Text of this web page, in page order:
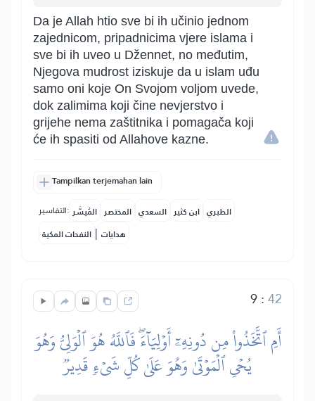
Da je Allah htio sve bi ih učinio jednom
zajednicom, pripadnicima vjere islama i
sve bi ih uveo u Džennet, no međutim,
Njegova mudrost iziskuje da u islam uđu
samo oni koje On Svojom voljom uvede,
dok zalimima koji čine nevjerstvo i
grijehe nema zaštitnika i pomagača koji
će ih spasiti od Allahove kazne.
Tampilkan terjemahan lain
التفاسير: المُيسَّر المختصر السعدي ابن كثير الطبري
النفحات المكية | هدايات
9:42
أَمِ ٱتَّخَذُواْ مِن دُونِهِۦٓ أَوۡلِيَآءَۖ فَٱللَّهُ هُوَ ٱلۡوَلِيُّ وَهُوَ
يُحۡيِ ٱلۡمَوۡتَىٰ وَهُوَ عَلَىٰ كُلِّ شَيۡءٖ قَدِيرٞ